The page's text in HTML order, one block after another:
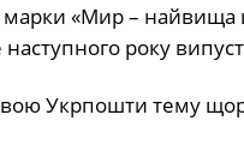
«Мир – найвища
наступного року
Укрпошти тему